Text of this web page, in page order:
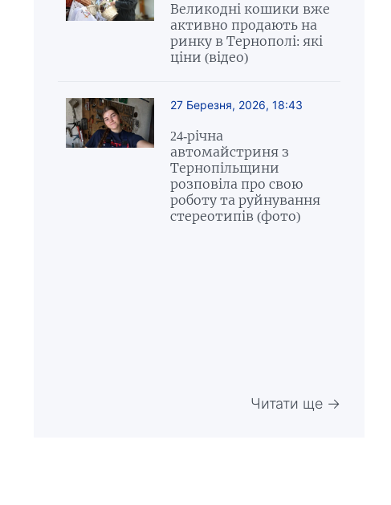
Великодні кошики вже
активно продають на
ринку в Тернополі: які
ціни (відео)
27 Березня, 2026, 18:43
24-річна
автомайстриня з
Тернопільщини
розповіла про свою
роботу та руйнування
стереотипів (фото)
Читати ще →